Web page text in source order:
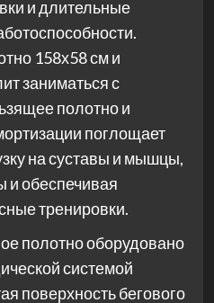
и длительные
158х58 см и
заниматься с
полотно и
поглощает
на суставы и мышцы,
и обеспечивая
тренировки.
полотно оборудовано
системой
поверхность бегового